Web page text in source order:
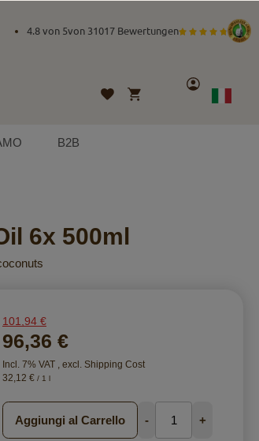
4.8 von 5von 31017 Bewertungen
Lista
desideri
Carrello
Account
Lingua
B2B
6x 500ml
101,94 €
96,36 €
Incl. 7% VAT , excl. Shipping Cost
32,12 € / 1 l
Aggiungi al Carrello - +